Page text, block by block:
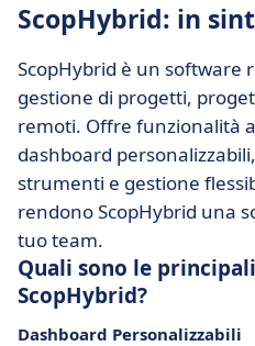
ScopHybrid: in
ScopHybrid è un software
gestione di progetti,
remoti. Offre funzionalità
dashboard
strumenti e gestione
rendono ScopHybrid una
tuo team.
Quali sono le
ScopHybrid?
Dashboard Personalizzabili